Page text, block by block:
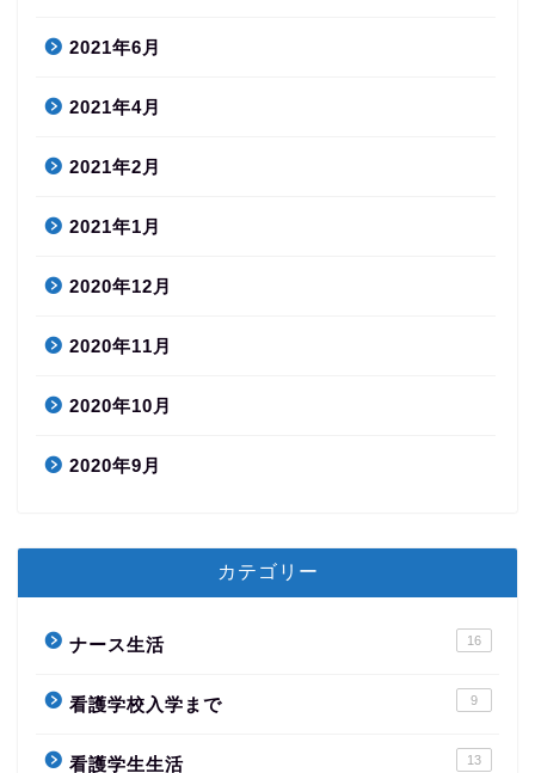
2021年6月
2021年4月
2021年2月
2021年1月
2020年12月
2020年11月
2020年10月
2020年9月
カテゴリー
ナース生活 16
看護学校入学まで 9
看護学生生活 13